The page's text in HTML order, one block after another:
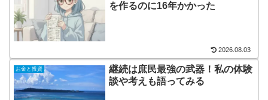
を作るのに16年かかった
2026.08.03
お金と投資
継続は庶民最強の武器！私の体験
談や考えも語ってみる